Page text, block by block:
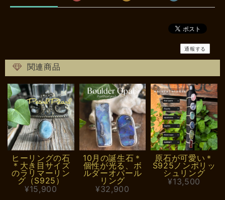
通報する
関連商品
ヒーリングの石
＊大き目サイズ
のラリマーリン
グ（S925）
¥15,900
10月の誕生石＊
個性が光る、ボ
ルダーオパール
リング
¥32,900
原石が可愛い＊
S925ノンポリッ
シュリング
¥13,500